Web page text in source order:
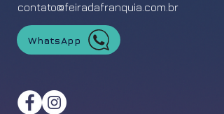
contato@feiradafranquia.com.br
WhatsApp